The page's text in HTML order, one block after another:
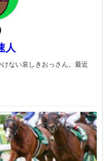
人
ない哀しきおっさん。最近